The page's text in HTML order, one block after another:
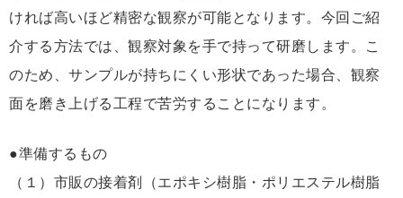
ければ高いほど精密な観察が可能となります。今回ご紹
介する方法では、観察対象を手で持って研磨します。こ
のため、サンプルが持ちにくい形状であった場合、観察
面を磨き上げる工程で苦労することになります。
●準備するもの
（１）市販の接着剤（エポキシ樹脂・ポリエステル樹脂